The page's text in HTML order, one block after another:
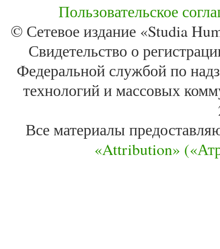
Пользовательское
© Сетевое издание «Studia
Свидетельство о
Федеральной службой по
технологий и массовых
Все материалы
«Attribution»